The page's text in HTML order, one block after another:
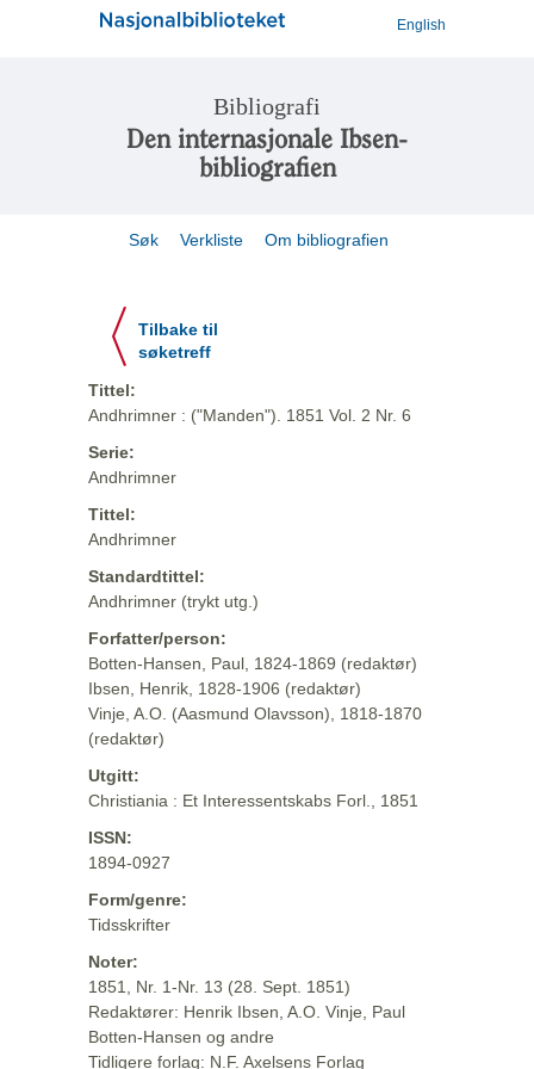
English
Bibliografi
Den internasjonale Ibsen-
bibliografien
Søk Verkliste Om bibliografien
Tilbake til
søketreff
Tittel:
Andhrimner : ("Manden"). 1851 Vol. 2 Nr. 6
Serie:
Andhrimner
Tittel:
Andhrimner
Standardtittel:
Andhrimner (trykt utg.)
Forfatter/person:
Botten-Hansen, Paul, 1824-1869 (redaktør)
Ibsen, Henrik, 1828-1906 (redaktør)
Vinje, A.O. (Aasmund Olavsson), 1818-1870
(redaktør)
Utgitt:
Christiania : Et Interessentskabs Forl., 1851
ISSN:
1894-0927
Form/genre:
Tidsskrifter
Noter:
1851, Nr. 1-Nr. 13 (28. Sept. 1851)
Redaktører: Henrik Ibsen, A.O. Vinje, Paul
Botten-Hansen og andre
Tidligere forlag: N.F. Axelsens Forlag